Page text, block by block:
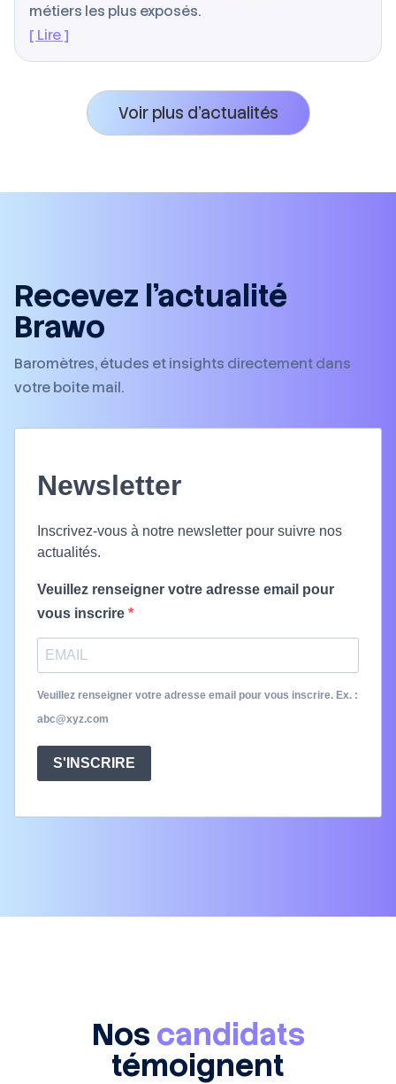
métiers les plus exposés.
[ Lire ]
Voir plus d’actualités
Recevez l’actualité
Brawo
Baromètres, études et insights directement dans
votre boîte mail.
Newsletter
Inscrivez-vous à notre newsletter pour suivre nos
actualités.
Veuillez renseigner votre adresse email pour
vous inscrire
Veuillez renseigner votre adresse email pour vous inscrire. Ex. :
abc@xyz.com
S'INSCRIRE
Noscandidats
témoignent